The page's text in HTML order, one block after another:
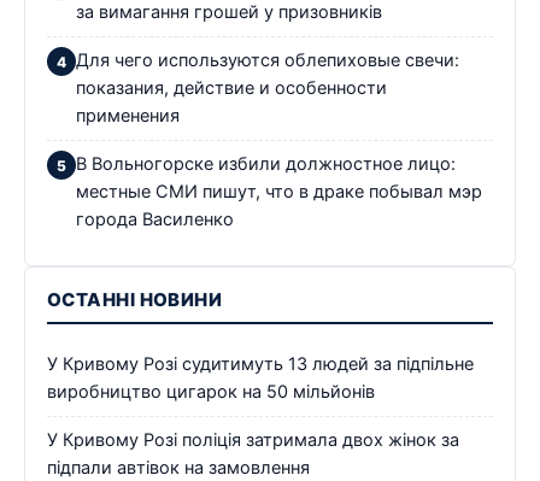
за вимагання грошей у призовників
Для чего используются облепиховые свечи:
показания, действие и особенности
применения
В Вольногорске избили должностное лицо:
местные СМИ пишут, что в драке побывал мэр
города Василенко
ОСТАННІ НОВИНИ
У Кривому Розі судитимуть 13 людей за підпільне
виробництво цигарок на 50 мільйонів
У Кривому Розі поліція затримала двох жінок за
підпали автівок на замовлення